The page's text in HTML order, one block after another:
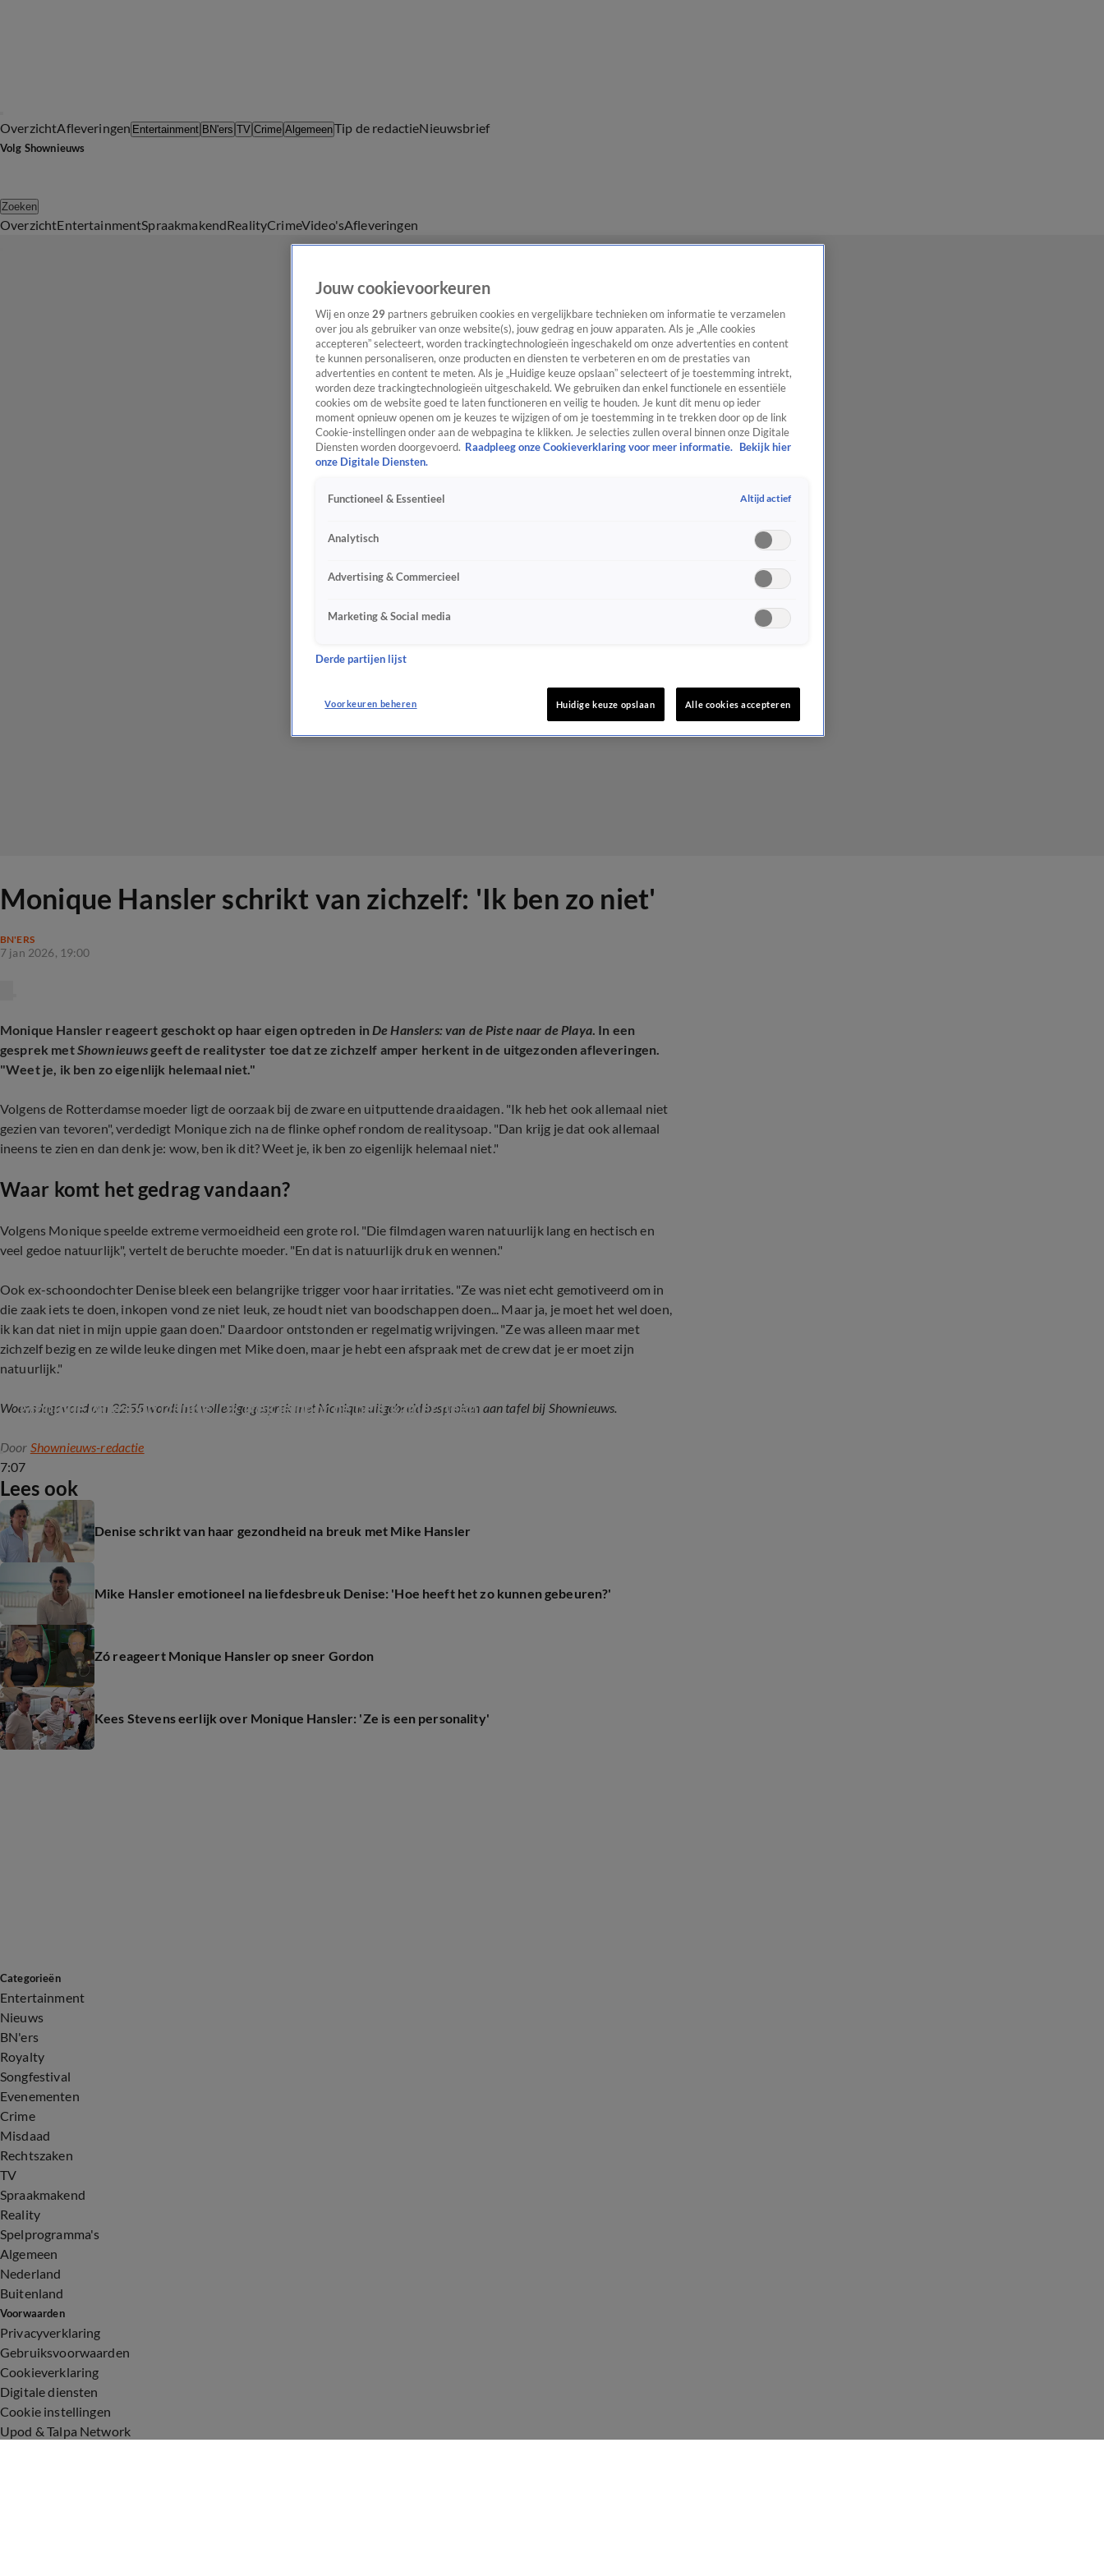
OverzichtAfleveringen Entertainment BN'ers TV Crime AlgemeenTip de redactieNieuwsbrief
Volg Shownieuws
Zoeken
OverzichtEntertainmentSpraakmakendRealityCrimeVideo'sAfleveringen
Monique Hansler schrikt van zichzelf: 'Ik ben zo niet'
BN'ERS
7 jan 2026, 19:00
Monique Hansler reageert geschokt op haar eigen optreden inDe Hanslers: van de Piste naar de Playa. In een
gesprek metShownieuwsgeeft de realityster toe dat ze zichzelf amper herkent in de uitgezonden afleveringen.
"Weet je, ik ben zo eigenlijk helemaal niet."
Volgens de Rotterdamse moeder ligt de oorzaak bij de zware en uitputtende draaidagen. "Ik heb het ook allemaal niet
gezien van tevoren", verdedigt Monique zich na de flinke ophef rondom de realitysoap. "Dan krijg je dat ook allemaal
ineens te zien en dan denk je: wow, ben ik dit? Weet je, ik ben zo eigenlijk helemaal niet."
Waar komt het gedrag vandaan?
Volgens Monique speelde extreme vermoeidheid een grote rol. "Die filmdagen waren natuurlijk lang en hectisch en
veel gedoe natuurlijk", vertelt de beruchte moeder. "En dat is natuurlijk druk en wennen."
Ook ex-schoondochter Denise bleek een belangrijke trigger voor haar irritaties. "Ze was niet echt gemotiveerd om in
die zaak iets te doen, inkopen vond ze niet leuk, ze houdt niet van boodschappen doen... Maar ja, je moet het wel doen,
ik kan dat niet in mijn uppie gaan doen." Daardoor ontstonden er regelmatig wrijvingen. "Ze was alleen maar met
zichzelf bezig en ze wilde leuke dingen met Mike doen, maar je hebt een afspraak met de crew dat je er moet zijn
natuurlijk."
Woensdagavond om 22:55 wordt het volledige gesprek met Monique uitgebreid besproken aan tafel bij Shownieuws.
7:07
Monique woest op Denise: "Ik trek je door de hele kamer heen!"
Door Shownieuws-redactie
Lees ook
Denise schrikt van haar gezondheid na breuk met Mike Hansler
Mike Hansler emotioneel na liefdesbreuk Denise: 'Hoe heeft het zo kunnen gebeuren?'
Zó reageert Monique Hansler op sneer Gordon
Kees Stevens eerlijk over Monique Hansler: 'Ze is een personality'
Categorieën
Entertainment
Nieuws
BN'ers
Royalty
Songfestival
Evenementen
Crime
Misdaad
Rechtszaken
TV
Spraakmakend
Reality
Spelprogramma's
Algemeen
Nederland
Buitenland
Voorwaarden
Privacyverklaring
Gebruiksvoorwaarden
Cookieverklaring
Digitale diensten
Cookie instellingen
Upod & Talpa Network
Jouw cookievoorkeuren
Wij en onze 29 partners gebruiken cookies en vergelijkbare technieken om informatie te verzamelen
over jou als gebruiker van onze website(s), jouw gedrag en jouw apparaten. Als je „Alle cookies
accepteren” selecteert, worden trackingtechnologieën ingeschakeld om onze advertenties en content
te kunnen personaliseren, onze producten en diensten te verbeteren en om de prestaties van
advertenties en content te meten. Als je „Huidige keuze opslaan” selecteert of je toestemming intrekt,
worden deze trackingtechnologieën uitgeschakeld. We gebruiken dan enkel functionele en essentiële
cookies om de website goed te laten functioneren en veilig te houden. Je kunt dit menu op ieder
moment opnieuw openen om je keuzes te wijzigen of om je toestemming in te trekken door op de link
Cookie-instellingen onder aan de webpagina te klikken. Je selecties zullen overal binnen onze Digitale
Diensten worden doorgevoerd. Raadpleeg onze Cookieverklaring voor meer informatie.
Bekijk hier
onze Digitale Diensten.
Functioneel & Essentieel Altijd actief
Analytisch
Advertising & Commercieel
Marketing & Social media
Derde partijen lijst
Voorkeuren beheren Huidige keuze opslaan Alle cookies accepteren